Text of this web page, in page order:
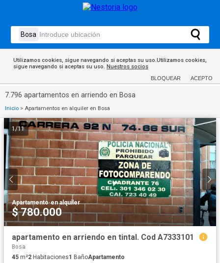
Utilizamos cookies, sigue navegando si aceptas su uso.Utilizamos cookies,
sigue navegando si aceptas su uso. Nuestros socios
BLOQUEAR ACEPTO
7.796 apartamentos en arriendo en Bosa
Inicio > Apartamentos en alquiler en Bosa
1/11
Apartamento·en alquiler
$ 780.000
apartamento en arriendo en tintal. Cod A7333101
Bosa
45 m²2 Habitaciones1 BañoApartamento